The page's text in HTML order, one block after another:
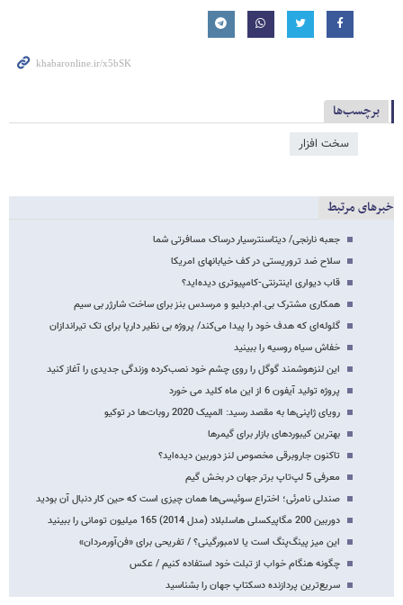
برچسب‌ها
سخت افزار
خبرهای مرتبط
جعبه نارنجی/ دیتاسنترسیار درساک مسافرتی شما
سلاح ضد تروریستی در کف خیابانهای امریکا
قاب دیواری اینترنتی-کامپیوتری دیده‌اید؟
همکاری مشترک بی.ام.دبلیو و مرسدس بنز برای ساخت شارژر بی سیم
گلوله‌ای که هدف خود را پیدا می‌کند/ پروژه بی نظیر دارپا برای تک تیراندازان
خفاش سیاه روسیه را ببینید
این لنزهوشمند گوگل را روی چشم خود نصب‌کرده وزندگی جدیدی را آغاز کنید
پروژه تولید آیفون 6 از این ماه کلید می خورد
رویای ژاپنی‌ها به مقصد رسید: المپیک 2020 روبات‌ها در توکیو
بهترین کیبوردهای بازار برای گیمرها
تاکنون جاروبرقی مخصوص لنز دوربین دیده‌اید؟
معرفی 5 لپ‌تاپ برتر جهان در بخش گیم
صندلی نامرئی؛ اختراع سوئیسی‌ها همان چیزی است که حین کار دنبال آن بودید
دوربین 200 مگاپیکسلی هاسلبلاد (مدل 2014) 165 میلیون تومانی را ببینید
این میز پینگ‌پنگ است یا لامبورگینی؟ / تفریحی برای «فن‌آورمردان»
چگونه هنگام خواب از تبلت خود استفاده کنیم / عکس
سریع‌ترین پردازنده دسکتاپ جهان را بشناسید